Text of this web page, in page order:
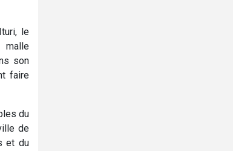
le
malle
son
faire
du
de
et du